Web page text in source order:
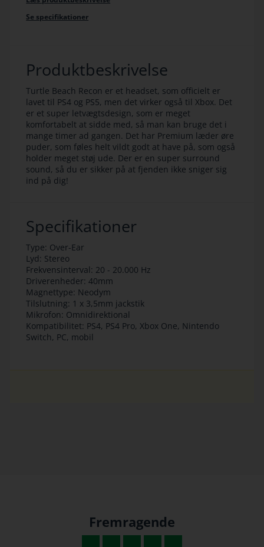
Se specifikationer
Produktbeskrivelse
Turtle Beach Recon er et headset, som officielt er
lavet til PS4 og PS5, men det virker også til Xbox. Det
er et super letvægtsdesign, som er meget
komfortabelt at sidde med, så man kan bruge det i
mange timer ad gangen. Det har Premium læder øre
puder, som føles helt vildt godt at have på, som også
holder meget støj ude. Der er en super surround
sound, så du er sikker på at fjenden ikke sniger sig
ind på dig!
Specifikationer
Type: Over-Ear
Lyd: Stereo
Frekvensinterval: 20 - 20.000 Hz
Driverenheder: 40mm
Magnettype: Neodym
Tilslutning: 1 x 3,5mm jackstik
Mikrofon: Omnidirektional
Kompatibilitet: PS4, PS4 Pro, Xbox One, Nintendo
Switch, PC, mobil
Fremragende